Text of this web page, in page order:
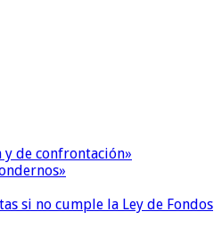
de confrontación»
si no cumple la Ley de Fondos